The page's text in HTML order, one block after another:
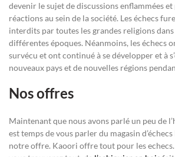
devenir le sujet de discussions enflammées
réactions au sein de la société. Les échecs
interdits par toutes les grandes religions dans
différentes époques. Néanmoins, les échecs
survécu et ont continué à se développer et à
nouveaux pays et de nouvelles régions
Nos offres
Maintenant que nous avons parlé un peu de
est temps de vous parler du magasin
notre offre. Kaoori offre tout pour les